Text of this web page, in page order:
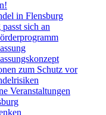
in Flensburg
sich an
zum Schutz vor
Veranstaltungen